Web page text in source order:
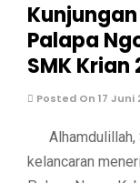
Palapa
SMK Krian
Posted On 17 Juni
Alhamdulillah,
kelancaran